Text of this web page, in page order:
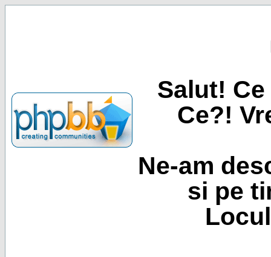
Salut!
Ce?!
Ne-am
si pe